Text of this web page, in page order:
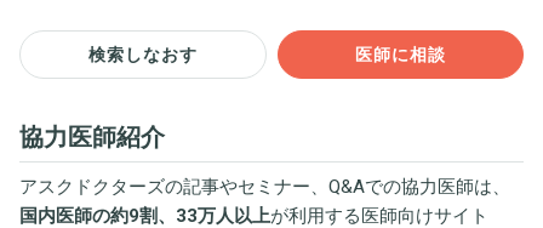
検索しなおす 医師に相談
協力医師紹介
アスクドクターズの記事やセミナー、Q&Aでの協力医師は、
国内医師の約9割、33万人以上が利用する医師向けサイト